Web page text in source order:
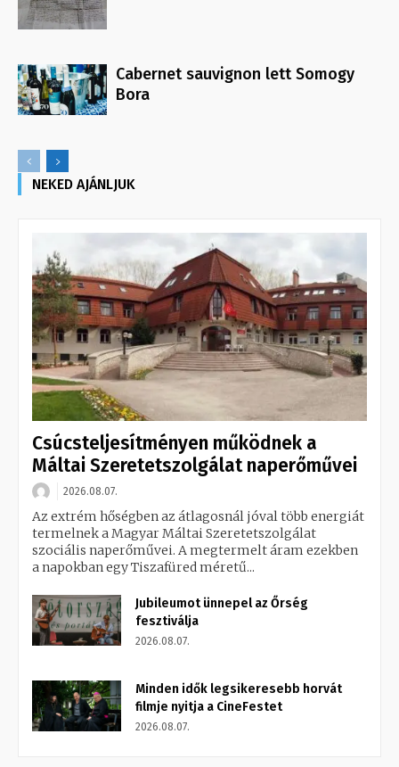
Cabernet sauvignon lett Somogy
Bora
NEKED AJÁNLJUK
Csúcsteljesítményen működnek a
Máltai Szeretetszolgálat naperőművei
2026.08.07.
Az extrém hőségben az átlagosnál jóval több energiát
termelnek a Magyar Máltai Szeretetszolgálat
szociális naperőművei. A megtermelt áram ezekben
a napokban egy Tiszafüred méretű...
Jubileumot ünnepel az Őrség
fesztiválja
2026.08.07.
Minden idők legsikeresebb horvát
filmje nyitja a CineFestet
2026.08.07.